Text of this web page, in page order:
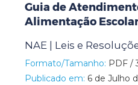
Guia de
Alimentação
NAE | Leis e
Formato/Tamanho: PDF /
Publicado em: 6 de Julho